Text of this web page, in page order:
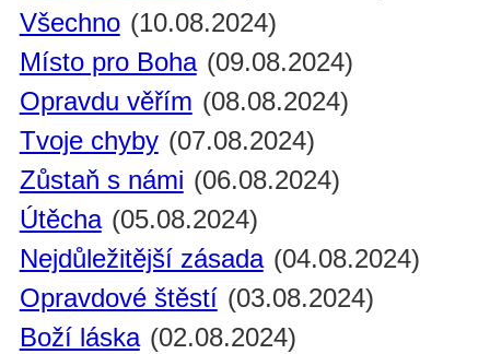
Všechno (10.08.2024)
Místo pro Boha (09.08.2024)
Opravdu věřím (08.08.2024)
Tvoje chyby (07.08.2024)
Zůstaň s námi (06.08.2024)
Útěcha (05.08.2024)
Nejdůležitější zásada (04.08.2024)
Opravdové štěstí (03.08.2024)
Boží láska (02.08.2024)